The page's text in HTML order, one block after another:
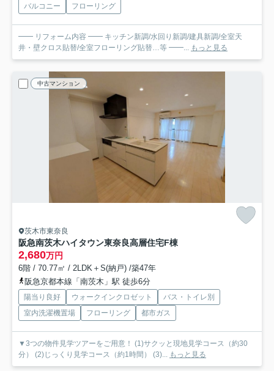
バルコニー
フローリング
━━ リフォーム内容 ━━ キッチン新調/水回り新調/建具新調/全室天
井・壁クロス貼替/全室フローリング貼替…等 ━━...
もっと見る
中古マンション
茨木市東奈良
阪急南茨木ハイタウン東奈良高層住宅F棟
2,680万円
6階 / 70.77㎡ / 2LDK＋S(納戸) /築47年
阪急京都本線「南茨木」駅 徒歩6分
陽当り良好 ウォークインクロゼット
バス・トイレ別
室内洗濯機置場
フローリング 都市ガス
▼3つの物件見学ツアーをご用意！ (1)サクッと現地見学コース（約30
分） (2)じっくり見学コース（約1時間） (3)...
もっと見る